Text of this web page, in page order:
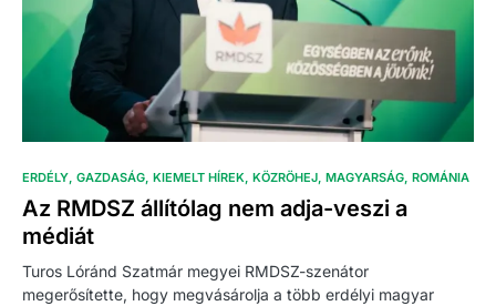
ERDÉLY GAZDASÁG KIEMELT HÍREK KÖZRÖHEJ MAGYARSÁG ROMÁNIA
Az RMDSZ állítólag nem adja-veszi a
médiát
Turos Lóránd Szatmár megyei RMDSZ-szenátor
megerősítette, hogy megvásárolja a több erdélyi magyar